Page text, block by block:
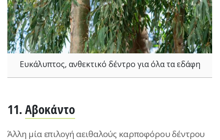
Ευκάλυπτος, ανθεκτικό δέντρο για όλα τα εδάφη
11. Αβοκάντο
Άλλη μία επιλογή αειθαλούς καρποφόρου δέντρου